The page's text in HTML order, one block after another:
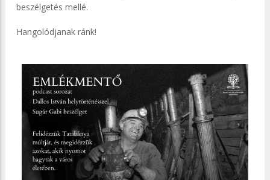
beszélgetés mellé.
Hangolódjanak ránk!